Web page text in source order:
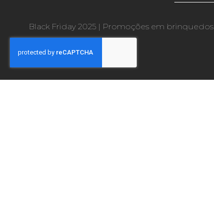
Black Friday 2025 | Promoções em brinquedos